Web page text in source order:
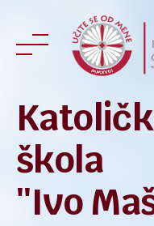
content
škola
''Ivo